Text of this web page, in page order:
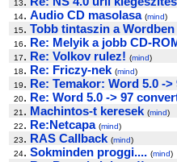
13
14. Audio CD masolasa (mind)
15. Tobb tintaszin a Wordben
16. Re: Melyik a jobb CD-
17. Re: Volkov rulez! (mind)
18. Re: Friczy-nek (mind)
19. Re: Temakor: Word 5.0 -
20. Re: Word 5.0 -> 97
21 . Machintos-t keresek (mind)
22. Re:Netcapa (mind)
23. RAS Callback (mind)
24. Sokminden proggi.... (mind)